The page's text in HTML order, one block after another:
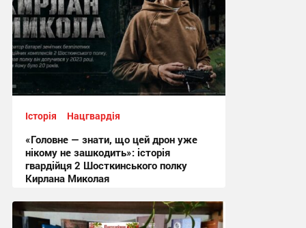
Історія Нацгвардія
«Головне — знати, що цей дрон уже
нікому не зашкодить»: історія
гвардійця 2 Шосткинського полку
Кирлана Миколая
11:12 сьогодні